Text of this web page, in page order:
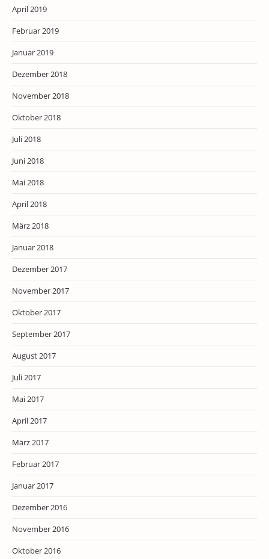
April 2019
Februar 2019
Januar 2019
Dezember 2018
November 2018
Oktober 2018
Juli 2018
Juni 2018
Mai 2018
April 2018
März 2018
Januar 2018
Dezember 2017
November 2017
Oktober 2017
September 2017
August 2017
Juli 2017
Mai 2017
April 2017
März 2017
Februar 2017
Januar 2017
Dezember 2016
November 2016
Oktober 2016